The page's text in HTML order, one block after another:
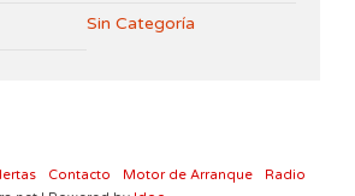
Sin Categoría
Contacto Motor de Arranque
Radio